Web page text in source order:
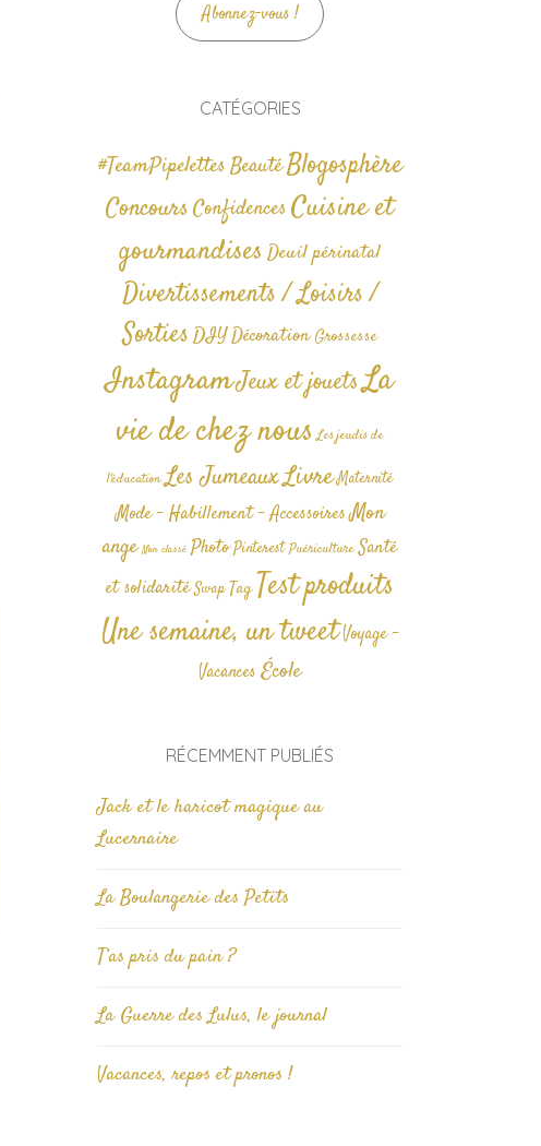
Abonnez-vous !
CATÉGORIES
#TeamPipelettesBeautéBlogosphère
ConcoursConfidences Cuisine et
gourmandises Deuil périnatal
Divertissements / Loisirs /
SortiesDIYDécoration Grossesse
InstagramJeux et jouetsLa
vie de chez nous Les jeudis de
l'éducation Les JumeauxLivre Maternité
Mode - Habillement - AccessoiresMon
ange Non classé Photo Pinterest Puériculture Santé
et solidarité Swap TagTest produits
Une semaine, un tweetVoyage -
Vacances École
RÉCEMMENT PUBLIÉS
Jack et le haricot magique au
Lucernaire
La Boulangerie des Petits
T’as pris du pain ?
La Guerre des Lulus, le journal
Vacances, repos et pronos !